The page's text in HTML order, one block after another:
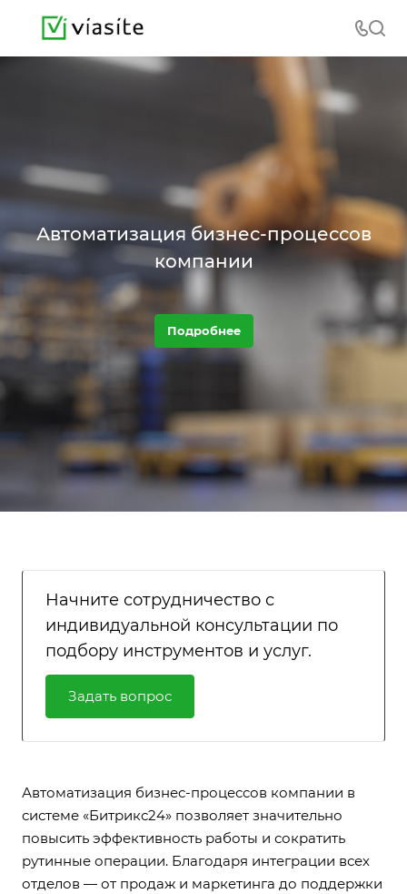
Автоматизация бизнес-процессов
компании
Подробнее
Начните сотрудничество с
индивидуальной консультации по
подбору инструментов и услуг.
Задать вопрос
Автоматизация бизнес-процессов компании в
системе «Битрикс24» позволяет значительно
повысить эффективность работы и сократить
рутинные операции. Благодаря интеграции всех
отделов — от продаж и маркетинга до поддержки